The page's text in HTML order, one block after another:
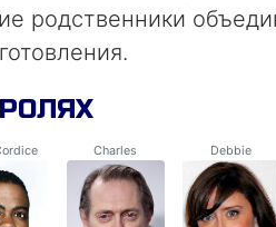
родственники
Charles Debbie